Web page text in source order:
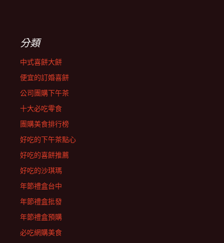
分類
中式喜餅大餅
便宜的訂婚喜餅
公司團購下午茶
十大必吃零食
團購美食排行榜
好吃的下午茶點心
好吃的喜餅推薦
好吃的沙琪瑪
年節禮盒台中
年節禮盒批發
年節禮盒預購
必吃網購美食